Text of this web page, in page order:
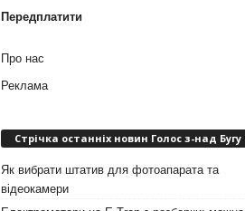
Передплатити
Про нас
Реклама
Стрічка останніх новин Голос з-над Бугу
Як вибрати штатив для фотоапарата та
відеокамери